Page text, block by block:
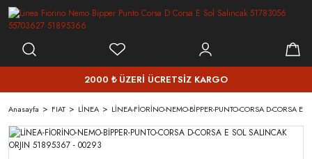
2000 ₺ ÜZERİ ÜCRETSİZ KARGO
Anasayfa FIAT LİNEA LİNEA-FİORİNO-NEMO-BİPPER-PUNTO-CORSA D-CORSA